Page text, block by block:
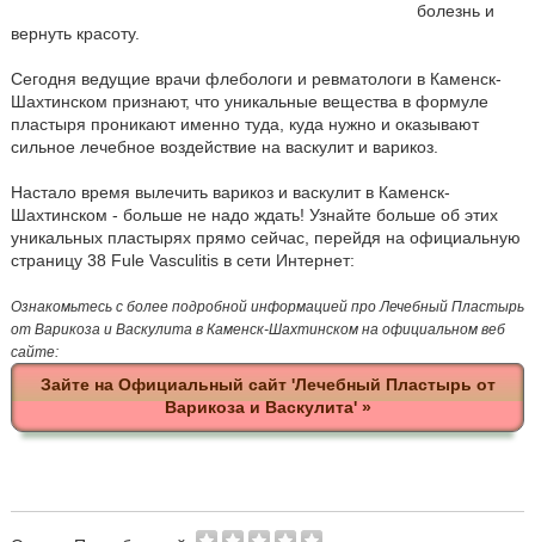
болезнь и
вернуть красоту.
Сегодня ведущие врачи флебологи и ревматологи в Каменск-
Шахтинском признают, что уникальные вещества в формуле
пластыря проникают именно туда, куда нужно и оказывают
сильное лечебное воздействие на васкулит и варикоз.
Настало время вылечить варикоз и васкулит в Каменск-
Шахтинском - больше не надо ждать! Узнайте больше об этих
уникальных пластырях прямо сейчас, перейдя на официальную
страницу 38 Fule Vasculitis в сети Интернет:
Ознакомьтесь с более подробной информацией про Лечебный Пластырь
от Варикоза и Васкулита в Каменск-Шахтинском на официальном веб
сайте:
Зайте на Официальный сайт 'Лечебный Пластырь от
Варикоза и Васкулита' »